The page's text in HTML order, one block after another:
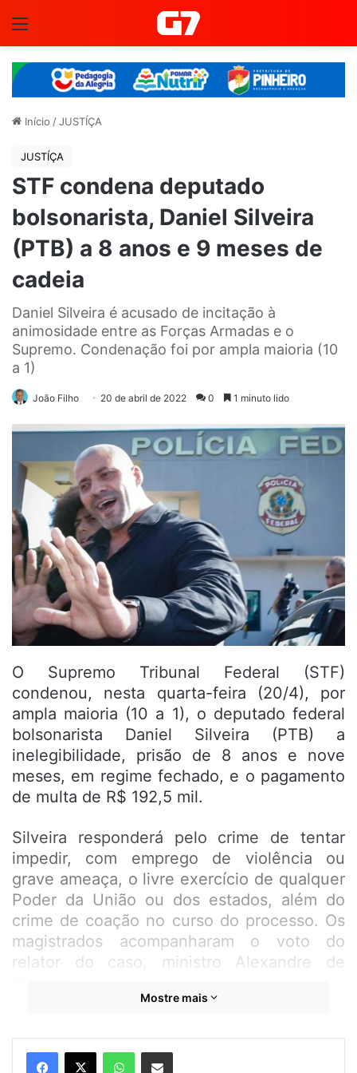
Início /JUSTÍÇA
JUSTÍÇA
STF condena deputado
bolsonarista, Daniel Silveira
(PTB) a 8 anos e 9 meses de
cadeia
Daniel Silveira é acusado de incitação à
animosidade entre as Forças Armadas e o
Supremo. Condenação foi por ampla maioria (10
a 1)
João Filho 20 de abril de 2022 0 1 minuto lido
O Supremo Tribunal Federal (STF)
condenou, nesta quarta-feira (20/4), por
ampla maioria (10 a 1), o deputado federal
bolsonarista Daniel Silveira (PTB) a
inelegibilidade, prisão de 8 anos e nove
meses, em regime fechado, e o pagamento
de multa de R$ 192,5 mil.
Silveira responderá pelo crime de tentar
impedir, com emprego de violência ou
grave ameaça, o livre exercício de qualquer
Poder da União ou dos estados, além do
crime de coação no curso do processo. Os
magistrados acompanharam o voto do
relator do caso, ministro Alexandre de
inelegibilidade. Ela será reconhecida
judicialmente se e quando Daniel Silveira
Mostre mais